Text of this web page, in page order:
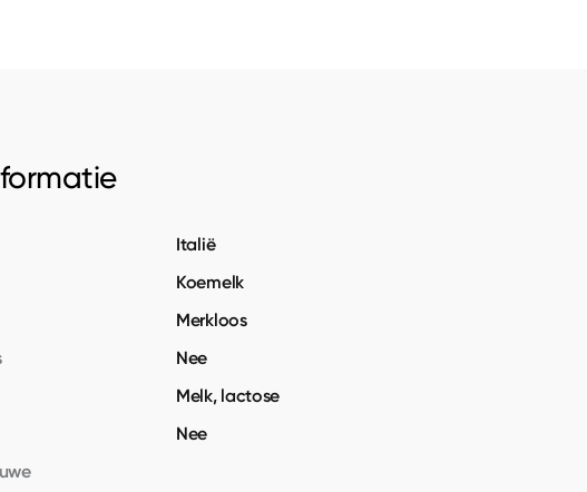
Italië
Koemelk
Merkloos
Nee
Melk, lactose
Nee